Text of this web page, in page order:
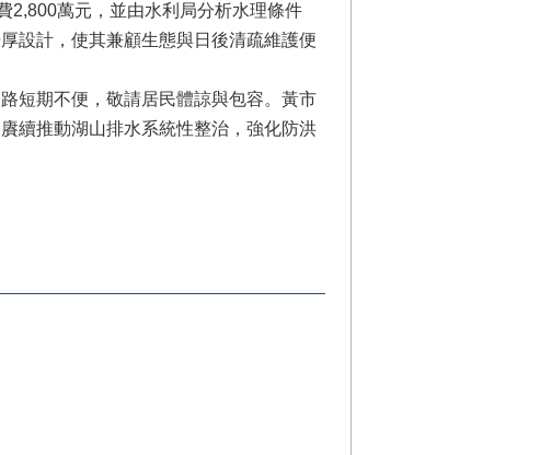
2,800萬元，並由水利局分析水理條件
設計，使其兼顧生態與日後清疏維護便
短期不便，敬請居民體諒與包容。黃市
續推動湖山排水系統性整治，強化防洪